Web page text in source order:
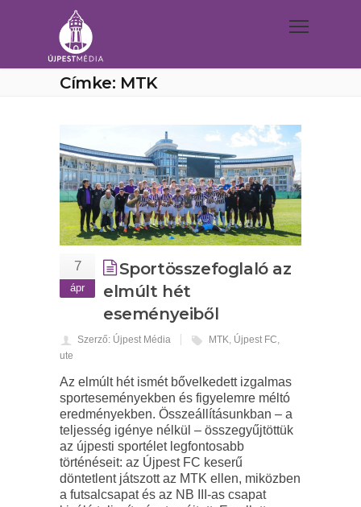
Címke: MTK
7
ápr
Sportösszefoglaló az
elmúlt hét
eseményeiből
Szerző: Újpest Média MTK, Újpest FC,
ute
Az elmúlt hét ismét bővelkedett izgalmas
sporteseményekben és figyelemre méltó
eredményekben. Összeállításunkban – a
teljesség igénye nélkül – összegyűjtöttük
az újpesti sportélet legfontosabb
történéseit: az Újpest FC keserű
döntetlent játszott az MTK ellen, miközben
a futsalcsapat és az NB III-as csapat